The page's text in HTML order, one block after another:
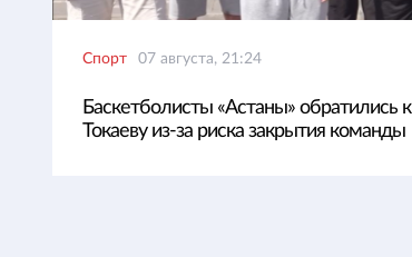
Спорт 07 августа, 21:24
Баскетболисты «Астаны» обратились к
Токаеву из-за риска закрытия команды